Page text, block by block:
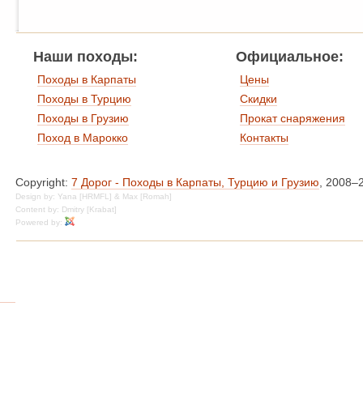
Наши походы:
Походы в Карпаты
Походы в Турцию
Походы в Грузию
Поход в Марокко
Официальное:
Цены
Скидки
Прокат снаряжения
Контакты
Copyright: 7 Дорог - Походы в Карпаты, Турцию и Грузию,
Design by: Yana [HRMFL] & Max [Romah]
Content by: Dmitry [Krabat]
Powered by: